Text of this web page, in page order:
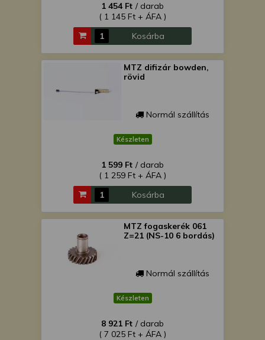
1 454 Ft / darab
( 1 145 Ft + ÁFA )
Kosárba
MTZ difizár bowden,
rövid
Normál szállítás
Készleten
1 599 Ft / darab
( 1 259 Ft + ÁFA )
Kosárba
MTZ fogaskerék 061
Z=21 (NS-10 6 bordás)
Normál szállítás
Készleten
8 921 Ft / darab
( 7 025 Ft + ÁFA )